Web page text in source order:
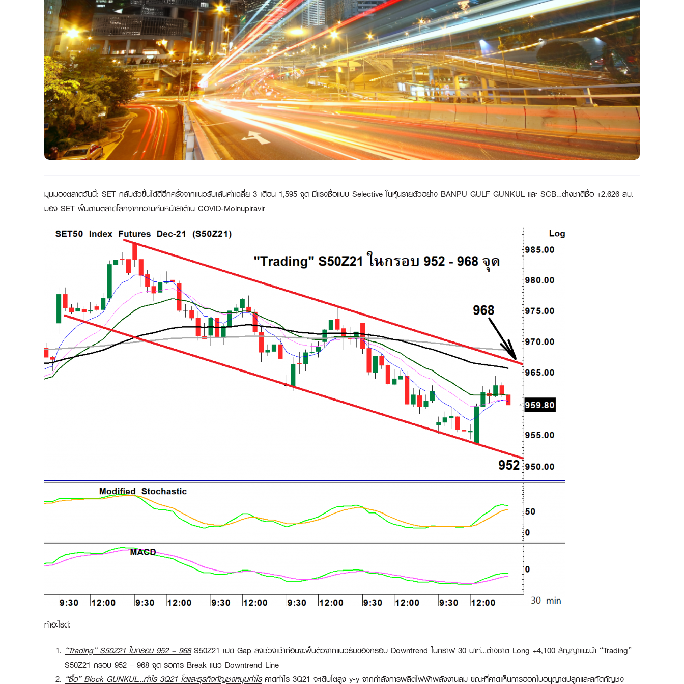
มุมมองตลาดวันนี้: SET กลับตัวขึ้นได้ดีอีกครั้งจากแนวรับเส้นค่าเฉลี่ย 3 เดือน 1,595 จุด มีแรงซื้อแบบ Selective ในหุ้นรายตัวอย่าง BANPU GULF GUNKUL และ SCB…ต่างชาติซื้อ +2,626 ลบ.
มอง SET ฟื้นตามตลาดโลกจากความคืบหน้ายาต้าน COVID-Molnupiravir
ทำอะไรดี:
“Trading” S50Z21 ในกรอบ 952 – 968S50Z21 เปิด Gap ลงช่วงเช้าก่อนจะฟื้นตัวจากแนวรับของกรอบ Downtrend ในกราฟ 30 นาที…ต่างชาติ Long +4,100 สัญญาแนะนำ “Trading”
S50Z21 กรอบ 952 – 968 จุด รอการ Break แนว Downtrend Line
“ซื้อ”Block GUNKUL…กำไร 3Q21 โตและธุรกิจกัญชงหนุนกำไรคาดกำไร 3Q21 จะเติบโตสูง y-y จากกำลังการผลิตไฟฟ้าพลังงานลม ขณะที่คาดเห็นการออกใบอนุญาตปลูกและสกัดกัญชง